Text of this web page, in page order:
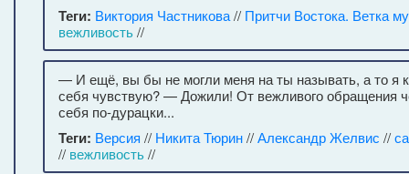
Теги: Виктория Частникова// Притчи Востока. Ветка
вежливость//
— И ещё, вы бы не могли меня на ты называть, а то я
себя чувствую? — Дожили! От вежливого обращения
себя по-дурацки...
Теги: Версия // Никита Тюрин//Александр Желвис //
// вежливость//